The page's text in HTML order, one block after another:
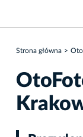
Strona główna